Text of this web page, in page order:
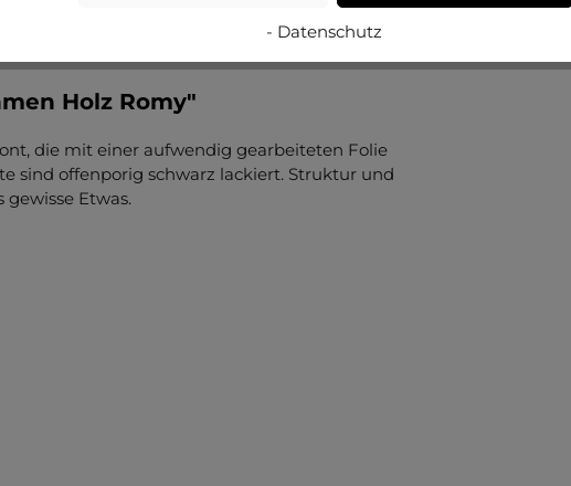
Holz Romy"
die mit einer aufwendig gearbeiteten Folie
sind offenporig schwarz lackiert. Struktur und
Etwas.
- Datenschutz